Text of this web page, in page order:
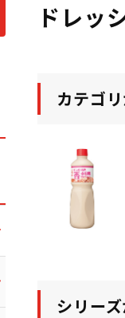
ドレッ
カテゴ
シリー